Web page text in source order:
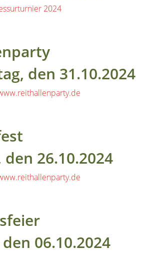
2024
den 31.10.2024
den 26.10.2024
06.10.2024